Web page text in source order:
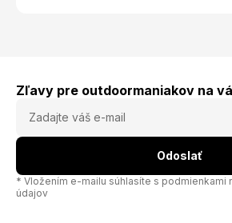
Zľavy pre outdoormaniakov na
Odoslať
* Vložením e-mailu súhlasíte s podmienkami
údajov